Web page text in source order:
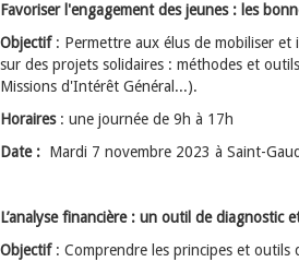
Favoriser l'engagement des jeunes : les
Objectif : Permettre aux élus de mobiliser et
sur des projets solidaires : méthodes et
Missions d'Intérêt Général...).
Horaires : une journée de 9h à 17h
Date : Mardi 7 novembre 2023 à Saint-
L’analyse financière : un outil de diagnostic
Objectif : Comprendre les principes et outils